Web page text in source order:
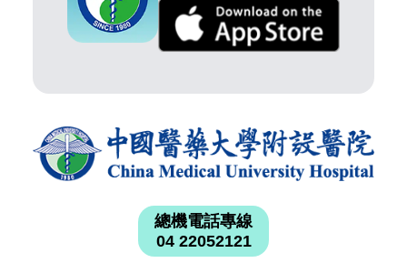
總機電話專線
04 22052121